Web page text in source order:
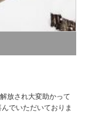
放され大変助かって
でいただいておりま